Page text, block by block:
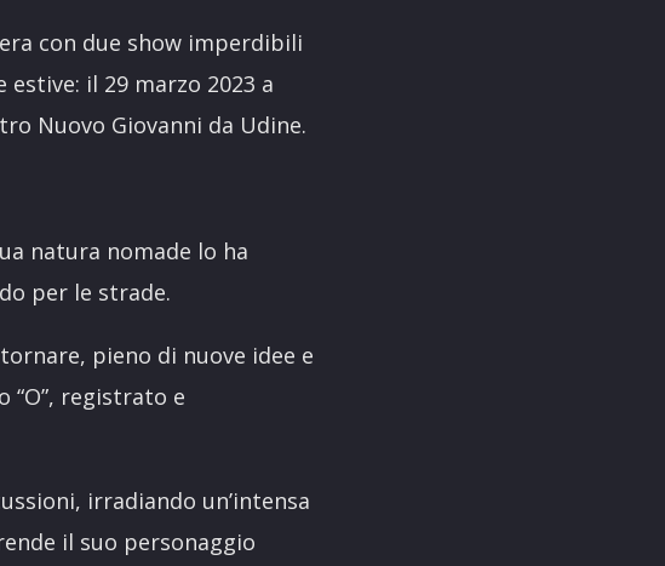
con due show imperdibili
il 29 marzo 2023 a
Nuovo Giovanni da Udine.
natura nomade lo ha
per le strade.
pieno di nuove idee e
registrato e
irradiando un’intensa
il suo personaggio